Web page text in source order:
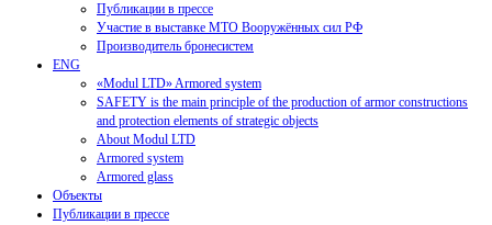
Публикации в прессе
Участие в выставке МТО Вооружённых сил РФ
Производитель бронесистем
ENG
«Modul LTD» Armored system
SAFETY is the main principle of the production of armor constructions
and protection elements of strategic objects
About Modul LTD
Armored system
Armored glass
Объекты
Публикации в прессе